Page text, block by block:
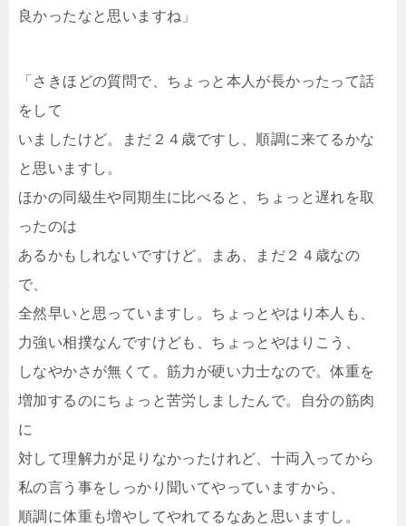
良かったなと思いますね」
「さきほどの質問で、ちょっと本人が長かったって話
をして
いましたけど。まだ２４歳ですし、順調に来てるかな
と思いますし。
ほかの同級生や同期生に比べると、ちょっと遅れを取
ったのは
あるかもしれないですけど。まあ、まだ２４歳なの
で、
全然早いと思っていますし。ちょっとやはり本人も、
力強い相撲なんですけども、ちょっとやはりこう、
しなやかさが無くて。筋力が硬い力士なので。体重を
増加するのにちょっと苦労しましたんで。自分の筋肉
に
対して理解力が足りなかったけれど、十両入ってから
私の言う事をしっかり聞いてやっていますから、
順調に体重も増やしてやれてるなあと思いますし。